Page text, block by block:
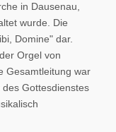
in Dausenau,
wurde. Die
Domine" dar.
Orgel von
Gesamtleitung war
Gottesdienstes